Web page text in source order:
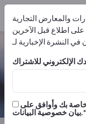
(بكرات) –
والموردين
والمعارض التجارية
اطلاع قبل الآخرين
بيان خصوصية البيانات.